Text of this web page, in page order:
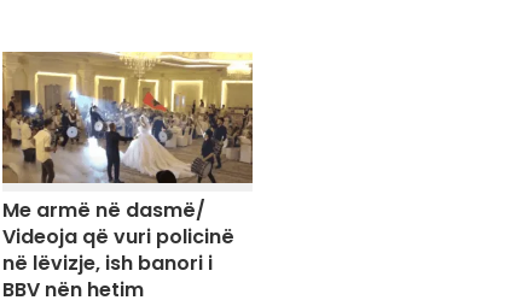
Me armë në dasmë/
Videoja që vuri policinë
në lëvizje, ish banori i
BBV nën hetim